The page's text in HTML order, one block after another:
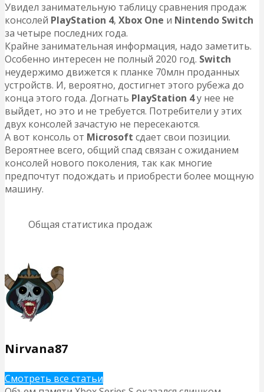
Увидел занимательную таблицу сравнения продаж
консолей PlayStation 4, Xbox One и Nintendo Switch
за четыре последних года.
Крайне занимательная информация, надо заметить.
Особенно интересен не полный 2020 год. Switch
неудержимо движется к планке 70млн проданных
устройств. И, вероятно, достигнет этого рубежа до
конца этого года. Догнать PlayStation 4у нее не
выйдет, но это и не требуется. Потребители у этих
двух консолей зачастую не пересекаются.
А вот консоль от Microsoft сдает свои позиции.
Вероятнее всего, общий спад связан с ожиданием
консолей нового поколения, так как многие
предпочтут подождать и приобрести более мощную
машину.
Общая статистика продаж
Nirvana87
Смотреть все статьи